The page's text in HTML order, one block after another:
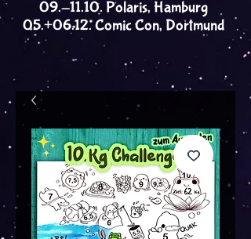
09.-11.10. Polaris, Hamburg
05.+06.12. Comic Con, Dortmund